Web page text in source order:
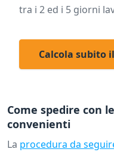
tra i 2 ed i 5 giorni
Calcola subito
Come spedire con
convenienti
La procedura da